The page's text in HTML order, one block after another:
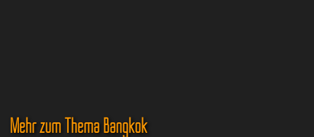
Mehr zum Thema Bangkok